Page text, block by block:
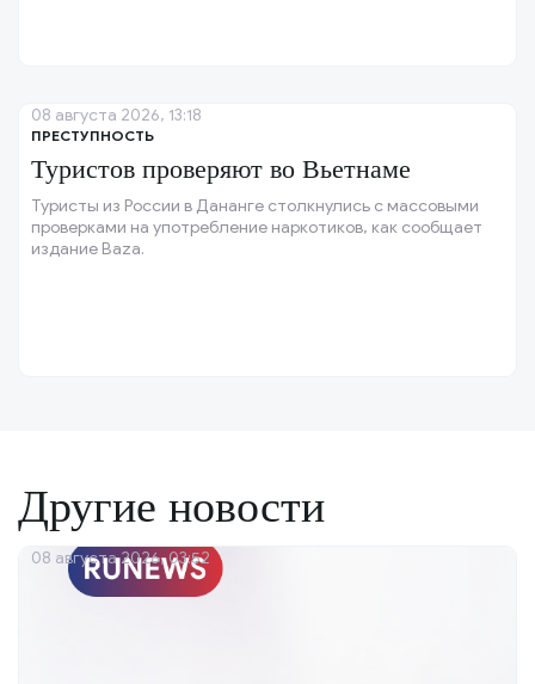
ПРЕСТУПНОСТЬ
Туристов проверяют во Вьетнаме
Туристы из России в Дананге столкнулись с массовыми
проверками на употребление наркотиков, как сообщает
издание Baza.
08 августа 2026, 13:18
Другие новости
08 августа 2026, 03:52